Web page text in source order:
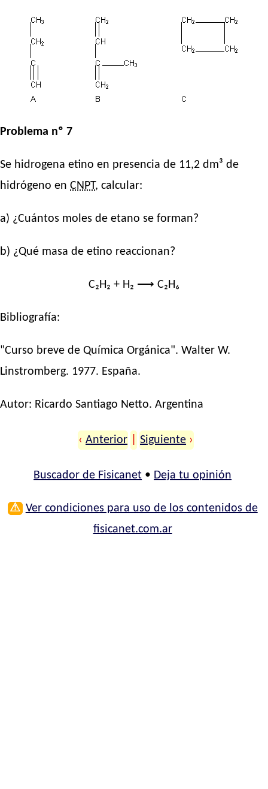
Problema nº 7
Se hidrogena etino en presencia de 11,2 dm³ de
hidrógeno en CNPT, calcular:
a) ¿Cuántos moles de etano se forman?
b) ¿Qué masa de etino reaccionan?
C₂H₂ + H₂ ⟶ C₂H₆
Bibliografía:
"Curso breve de Química Orgánica". Walter W.
Linstromberg. 1977. España.
Autor: Ricardo Santiago Netto. Argentina
‹ Anterior Siguiente ›
Buscador de Fisicanet • Deja tu opinión
⚠ Ver condiciones para uso de los contenidos de
fisicanet.com.ar